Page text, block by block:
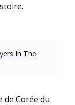
In The
de Corée du